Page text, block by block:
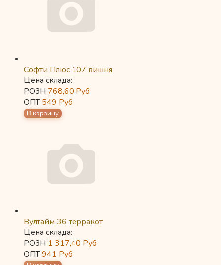
Софти Плюс 107 вишня
Цена склада:
РОЗН 768,60 Руб
ОПТ549 Руб
Вултайм 36 терракот
Цена склада:
РОЗН 1 317,40 Руб
ОПТ941 Руб